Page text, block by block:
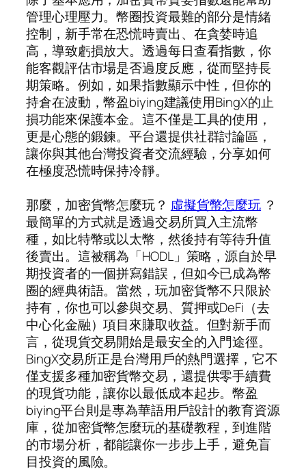
管理心理壓力。幣圈投資最難的部分是情緒
控制，新手常在恐慌時賣出、在貪婪時追
高，導致虧損放大。透過每日查看指數，你
能客觀評估市場是否過度反應，從而堅持長
期策略。例如，如果指數顯示中性，但你的
持倉在波動，幣盈biying建議使用BingX的止
損功能來保護本金。這不僅是工具的使用，
更是心態的鍛鍊。平台還提供社群討論區，
讓你與其他台灣投資者交流經驗，分享如何
在極度恐慌時保持冷靜。
那麼，加密貨幣怎麼玩？ 虛擬貨幣怎麼玩 ？
最簡單的方式就是透過交易所買入主流幣
種，如比特幣或以太幣，然後持有等待升值
後賣出。這被稱為「HODL」策略，源自於早
期投資者的一個拼寫錯誤，但如今已成為幣
圈的經典術語。當然，玩加密貨幣不只限於
持有，你也可以參與交易、質押或DeFi（去
中心化金融）項目來賺取收益。但對新手而
言，從現貨交易開始是最安全的入門途徑。
BingX交易所正是台灣用戶的熱門選擇，它不
僅支援多種加密貨幣交易，還提供零手續費
的現貨功能，讓你以最低成本起步。幣盈
biying平台則是專為華語用戶設計的教育資源
庫，從加密貨幣怎麼玩的基礎教程，到進階
的市場分析，都能讓你一步步上手，避免盲
目投資的風險。